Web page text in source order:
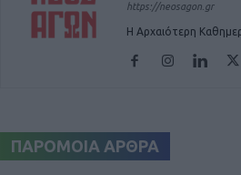
https://neosagon.gr
Η Αρχαιότερη
ΠΑΡΟΜΟΙΑ ΑΡΘΡΑ